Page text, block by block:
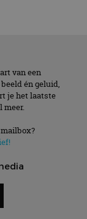
van een
én geluid,
je het laatste
meer.